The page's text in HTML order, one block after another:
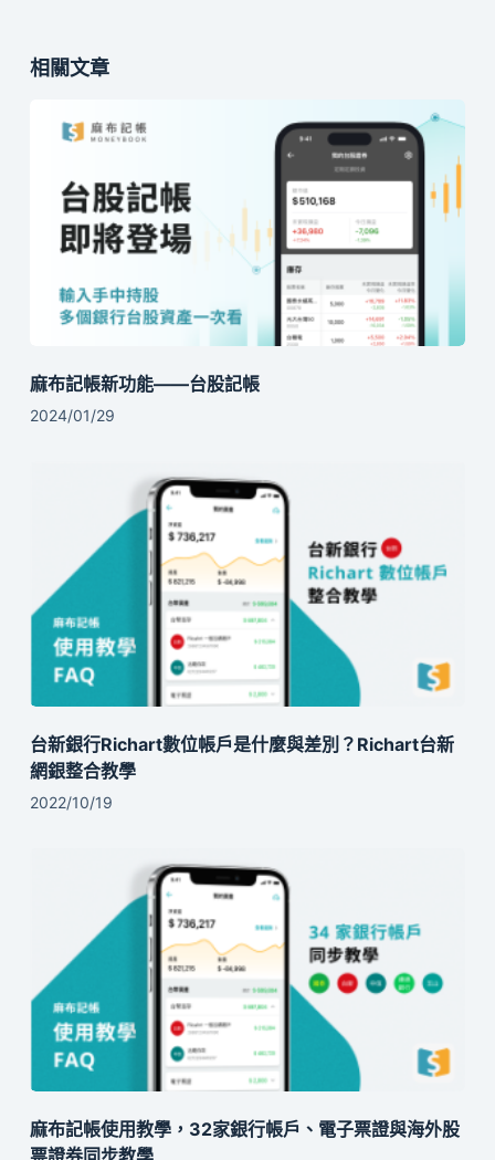
相關文章
麻布記帳新功能——台股記帳
2024/01/29
台新銀行Richart數位帳戶是什麼與差別？Richart台新
網銀整合教學
2022/10/19
麻布記帳使用教學，32家銀行帳戶、電子票證與海外股